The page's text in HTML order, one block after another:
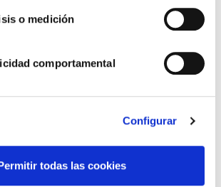
o medición
comportamental
Configurar
todas las cookies
hacia un modelo de